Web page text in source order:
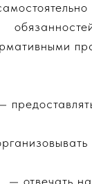
— отвечать